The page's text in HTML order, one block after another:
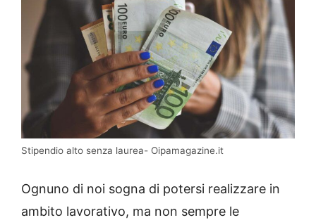
Stipendio alto senza laurea- Oipamagazine.it
Ognuno di noi sogna di potersi realizzare in
ambito lavorativo, ma non sempre le